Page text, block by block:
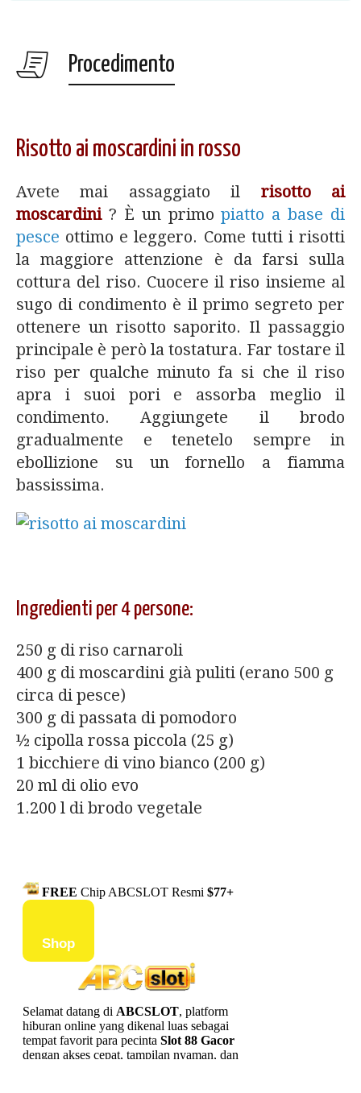
Procedimento
Risotto ai moscardini in rosso
Avete mai assaggiato il risotto ai
moscardini? È un primopiatto a base di
pesce ottimo e leggero. Come tutti i risotti
la maggiore attenzione è da farsi sulla
cottura del riso. Cuocere il riso insieme al
sugo di condimento è il primo segreto per
ottenere un risotto saporito. Il passaggio
principale è però la tostatura. Far tostare il
riso per qualche minuto fa si che il riso
apra i suoi pori e assorba meglio il
condimento. Aggiungete il brodo
gradualmente e tenetelo sempre in
ebollizione su un fornello a fiamma
bassissima.
Ingredienti per 4 persone:
250 g di riso carnaroli
400 g di moscardini già puliti (erano 500 g
circa di pesce)
300 g di passata di pomodoro
½ cipolla rossa piccola (25 g)
1 bicchiere di vino bianco (200 g)
20 ml di olio evo
1.200 l di brodo vegetale